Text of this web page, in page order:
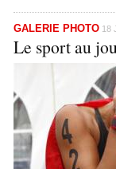
GALERIE PHOTO 18
Le sport au